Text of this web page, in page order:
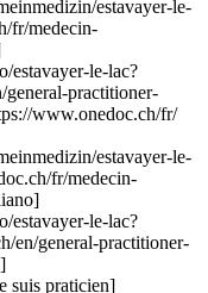
estavayer-le-
fr/medecin-
estavayer-le-lac?
practitioner-
www.onedoc.ch/fr/
estavayer-le-
fr/medecin-
estavayer-le-lac?
en/general-practitioner-
suis praticien]